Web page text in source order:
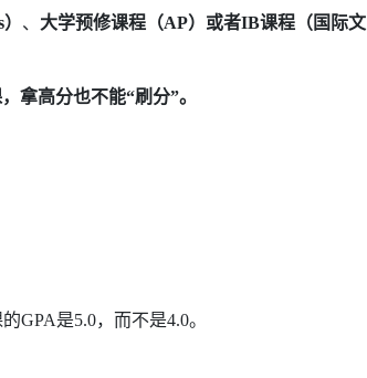
） 、 大学预修课程（AP）或者IB课程（国际文
拿高分也不能“刷分”。
GPA是5.0，而不是4.0。